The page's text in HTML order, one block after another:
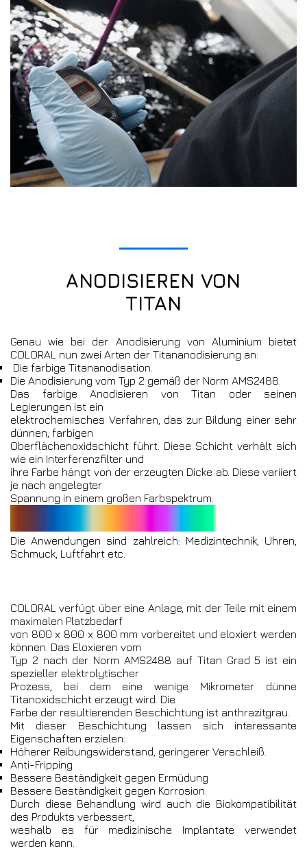
ANODISIEREN VON
TITAN
Genau wie bei der Anodisierung von Aluminium bietet
COLORAL nun zwei Arten der Titananodisierung an:
Die farbige Titananodisation.
Die Anodisierung vom Typ 2 gemäß der Norm AMS2488.
Das farbige Anodisieren von Titan oder seinen
Legierungen ist ein
elektrochemisches Verfahren, das zur Bildung einer sehr
dünnen, farbigen
Oberflächenoxidschicht führt. Diese Schicht verhält sich
wie ein Interferenzfilter und
ihre Farbe hängt von der erzeugten Dicke ab. Diese variiert
je nach angelegter
Spannung in einem großen Farbspektrum.
Die Anwendungen sind zahlreich: Medizintechnik, Uhren,
Schmuck, Luftfahrt etc.
COLORAL verfügt über eine Anlage, mit der Teile mit einem
maximalen Platzbedarf
von 800 x 800 x 800 mm vorbereitet und eloxiert werden
können. Das Eloxieren vom
Typ 2 nach der Norm AMS2488 auf Titan Grad 5 ist ein
spezieller elektrolytischer
Prozess, bei dem eine wenige Mikrometer dünne
Titanoxidschicht erzeugt wird. Die
Farbe der resultierenden Beschichtung ist anthrazitgrau.
Mit dieser Beschichtung lassen sich interessante
Eigenschaften erzielen:
Höherer Reibungswiderstand, geringerer Verschleiß.
Anti-Fripping
Bessere Beständigkeit gegen Ermüdung
Bessere Beständigkeit gegen Korrosion.
Durch diese Behandlung wird auch die Biokompatibilität
des Produkts verbessert,
weshalb es für medizinische Implantate verwendet
werden kann.